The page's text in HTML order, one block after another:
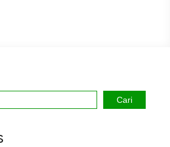
Cari